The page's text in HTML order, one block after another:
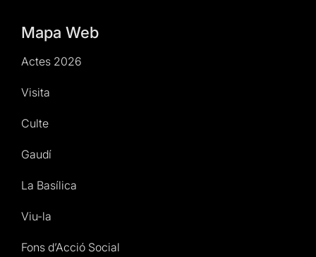
Mapa Web
Actes 2026
Visita
Culte
Gaudí
La Basílica
Viu-la
Fons d’Acció Social